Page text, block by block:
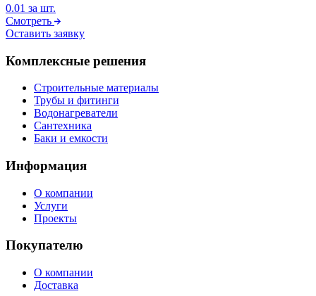
0.01 за шт.
Смотреть
Оставить заявку
Комплексные решения
Строительные материалы
Трубы и фитинги
Водонагреватели
Сантехника
Баки и емкости
Информация
О компании
Услуги
Проекты
Покупателю
О компании
Доставка